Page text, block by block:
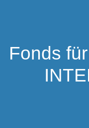
Fonds